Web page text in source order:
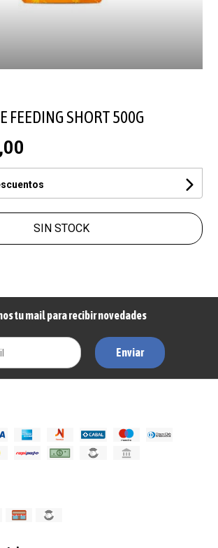
FEEDING SHORT 500G
SIN STOCK
tu mail para recibir novedades
Enviar